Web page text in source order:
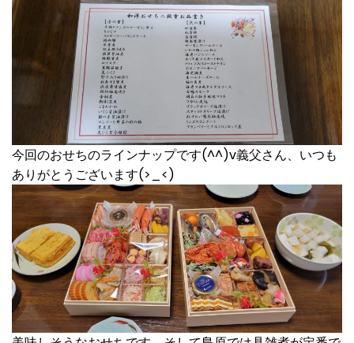
今回のおせちのラインナップです(^^)v義父さん、いつも
ありがとうございます(>_<)